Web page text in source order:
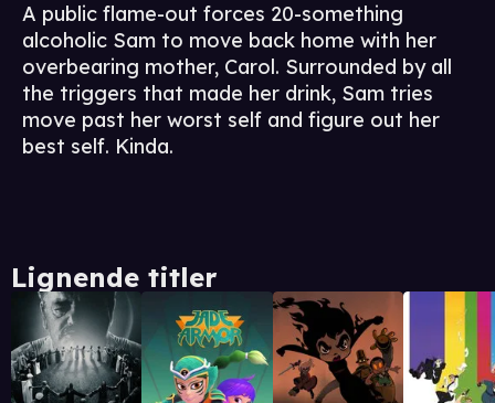
A public flame-out forces 20-something
alcoholic Sam to move back home with her
overbearing mother, Carol. Surrounded by all
the triggers that made her drink, Sam tries
move past her worst self and figure out her
best self. Kinda.
Lignende titler